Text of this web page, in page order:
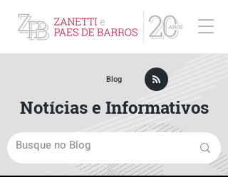
Post
Blog
Notícias e Informativos